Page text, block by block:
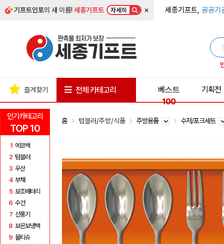
기프트인포의 새 이름!세종기프트 자세히 × 세종기프트, 공공기
인기카테고리
TOP 10
1 에코백
2 텀블러
3 우산
4 부채
5 보조배터리
6 수건
7 선풍기
8 보온보냉백
9 물티슈
즐겨찾기 전체 카테고리
베스트
100
기획전
홈 텀블러/주방/식품 주방용품 수저/포크세트